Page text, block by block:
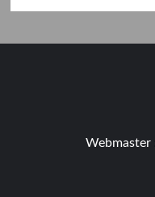
Webmaster